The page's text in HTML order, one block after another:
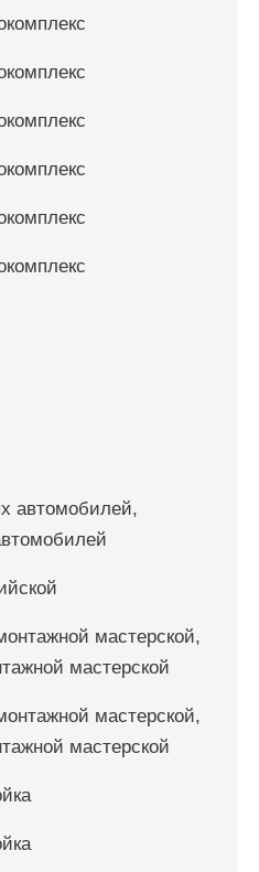
автомобилей,
мастерской,
мастерской
мастерской,
мастерской